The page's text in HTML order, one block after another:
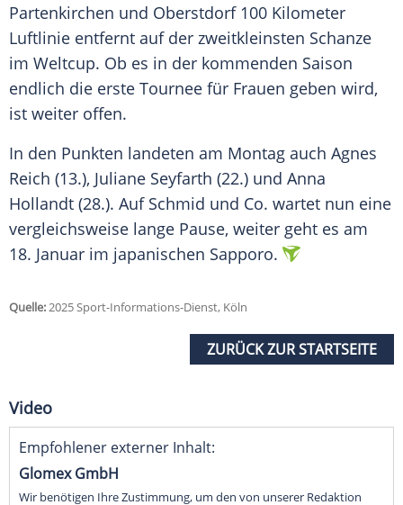
Partenkirchen und Oberstdorf100 Kilometer
Luftlinie entfernt auf der zweitkleinsten Schanze
im Weltcup. Ob es in der kommenden Saison
endlich die erste Tournee für Frauen geben wird,
ist weiter offen.
In den Punkten landeten am Montag auch Agnes
Reich (13.), Juliane Seyfarth (22.) und Anna
Hollandt (28.). Auf Schmid und Co. wartet nun eine
vergleichsweise lange Pause, weiter geht es am
18. Januar im japanischen Sapporo.
Quelle:2025 Sport-Informations-Dienst, Köln
ZURÜCK ZUR STARTSEITE
Video
Empfohlener externer Inhalt:
Glomex GmbH
Wir benötigen Ihre Zustimmung, um den von unserer Redaktion